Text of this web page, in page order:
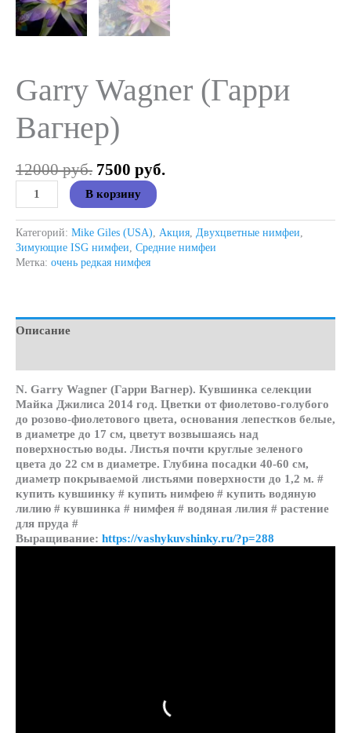
Garry Wagner (Гарри
Вагнер)
12000руб. Первоначальная
цена
составляла
12000 руб..
7500 руб.
Количество
товара
Wagner
(Гарри
Вагнер)
В корзину
Категорий: Mike Giles (USA), Акция, Двухцветные нимфеи,
Зимующие ISG нимфеи, Средние нимфеи
Метка: очень редкая нимфея
Описание
N. Garry Wagner (Гарри Вагнер). Кувшинка селекции
Майка Джилиса 2014 год. Цветки от фиолетово-голубого
до розово-фиолетового цвета, основания лепестков белые,
в диаметре до 17 см, цветут возвышаясь над
поверхностью воды. Листья почти круглые зеленого
цвета до 22 см в диаметре. Глубина посадки 40-60 см,
диаметр покрываемой листьями поверхности до 1,2 м. #
купить кувшинку # купить нимфею # купить водяную
лилию # кувшинка # нимфея # водяная лилия # растение
для пруда #
Выращивание: https://vashykuvshinky.ru/?p=288